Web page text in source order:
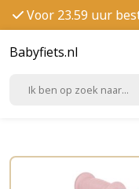
Voor 23.59 uur
Babyfiets.nl